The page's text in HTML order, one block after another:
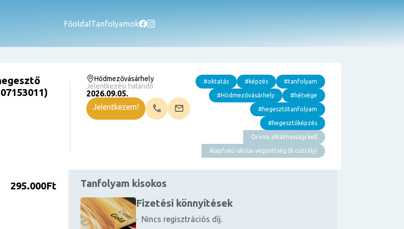
Főoldal Tanfolyamok
Hódmezővásárhely
Jelentkezési határidő
2026.09.05.
Jelentkezem!
#oktatás #képzés #tanfolyam
#Hódmezővásárhely #hétvége
#hegesztőtanfolyam
#hegesztőképzés
Orvosi alkalmassági kell
Alapfokú iskolai végzettség (8 osztály)
295.000Ft
Tanfolyam kisokos
Fizetési könnyítések
· Nincs regisztrációs díj.